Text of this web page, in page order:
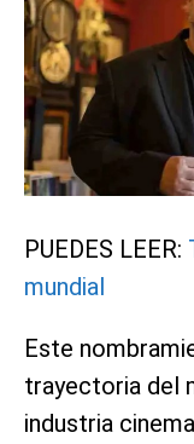
PUEDES LEER:
mundial
Este
trayectoria del
industria